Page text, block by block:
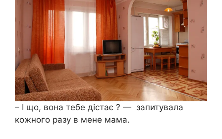
– І що, вона тебе дістає ? — запитувала
кожного разу в мене мама.